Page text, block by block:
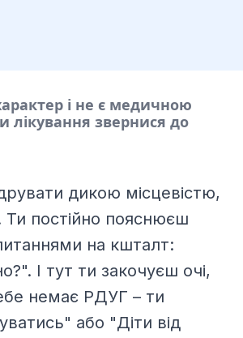
і не є медичною
лікування звернися до
дикою місцевістю,
постійно пояснюєш
на кшталт:
І тут ти закочуєш очі,
немає РДУГ – ти
або "Діти від